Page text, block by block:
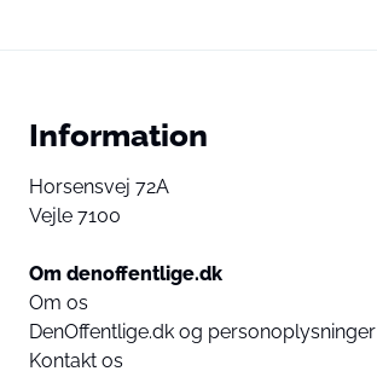
Information
Horsensvej 72A
Vejle 7100
Om denoffentlige.dk
Om os
DenOffentlige.dk og personoplysninger
Kontakt os